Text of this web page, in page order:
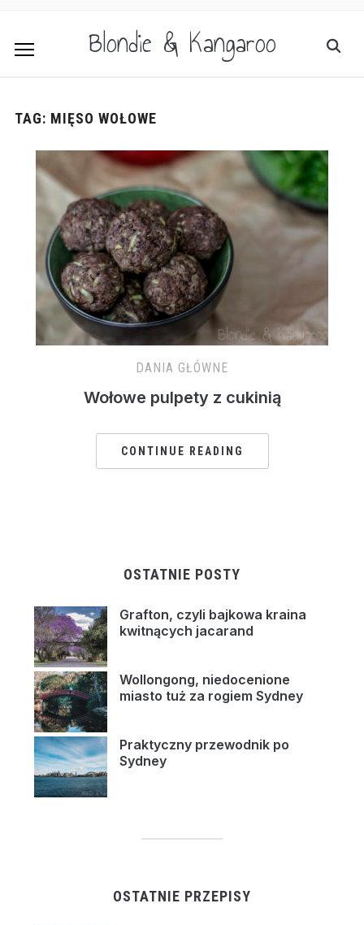
Blondie & Kangaroo
TAG: MIĘSO WOŁOWE
DANIA GŁÓWNE
Wołowe pulpety z cukinią
CONTINUE READING
OSTATNIE POSTY
Grafton, czyli bajkowa kraina
kwitnących jacarand
Wollongong, niedocenione
miasto tuż za rogiem Sydney
Praktyczny przewodnik po
Sydney
OSTATNIE PRZEPISY